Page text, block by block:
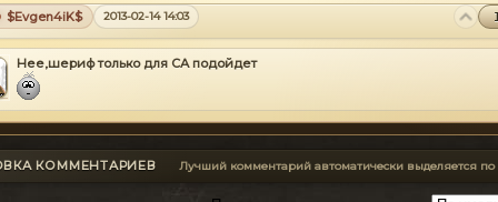
$Evgen4iK$ 2013-02-14 14:03
Нее,шериф только для СА подойдет
КОММЕНТАРИЕВ Лучший комментарий автоматически выделяется по